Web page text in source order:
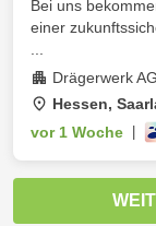
Bei uns
einer
Drägerwerk
Hessen,
vor 1 Woche